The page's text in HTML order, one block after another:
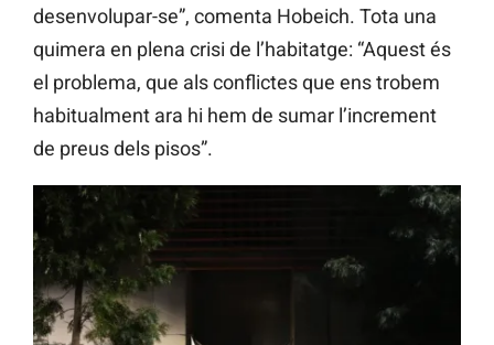
desenvolupar-se”, comenta Hobeich. Tota una
quimera en plena crisi de l’habitatge: “Aquest és
el problema, que als conflictes que ens trobem
habitualment ara hi hem de sumar l’increment
de preus dels pisos”.